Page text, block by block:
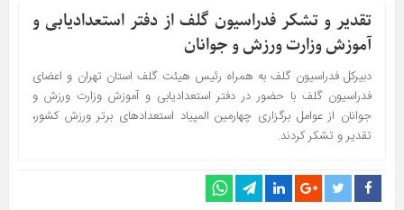
تقدیر و تشکر فدراسیون گلف از دفتر استعدادیابی و
آموزش وزارت ورزش و جوانان
دبیرکل فدراسیون گلف به همراه رئیس هیئت گلف استان تهران و اعضای
فدراسیون گلف با حضور در دفتر استعدادیابی و آموزش وزارت ورزش و
جوانان از عوامل برگزاری چهارمین المپیاد استعدادهای برتر ورزش کشور،
تقدیر و تشکر کردند.